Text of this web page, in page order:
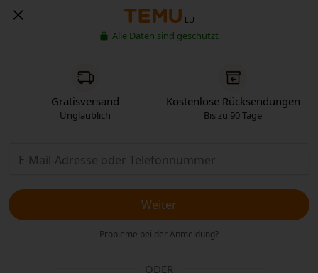
LU
Alle Daten sind geschützt
Gratisversand
Unglaublich
Kostenlose Rücksendungen
Bis zu 90 Tage
Weiter
Probleme bei der Anmeldung?
ODER